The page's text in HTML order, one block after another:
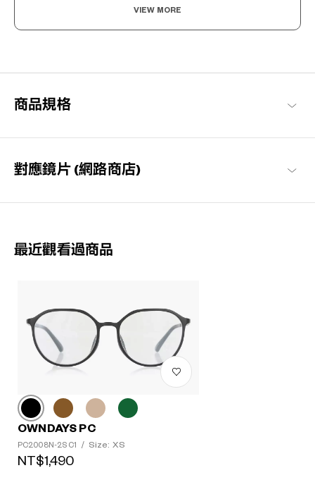
腦、電視、智慧型手機、遊戲機等的3C產品。減少螢幕閃爍和眩
VIEW MORE
商品規格
對應鏡片 (網路商店)
最近觀看過商品
OWNDAYS PC
PC2008N-2S C1 / Size: XS
NT$1,490